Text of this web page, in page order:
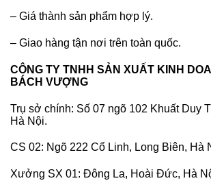
– Giá thành sản phẩm hợp lý.
– Giao hàng tận nơi trên toàn quốc.
CÔNG TY TNHH SẢN XUẤT KINH
BÁCH VƯỢNG
Trụ sở chính: Số 07 ngõ 102 Khuất Duy
Hà Nội.
CS 02: Ngõ 222 Cổ Linh, Long Biên, Hà
Xưởng SX 01: Đông La, Hoài Đức, Hà